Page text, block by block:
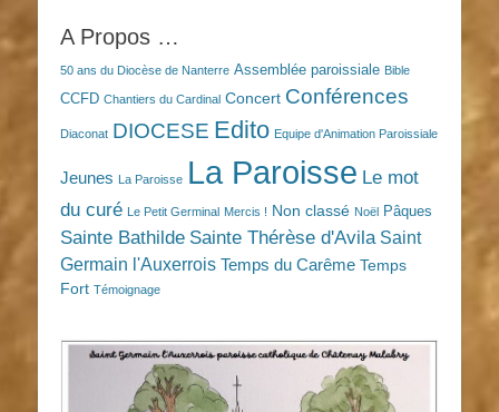
A Propos …
50 ans du Diocèse de Nanterre Assemblée paroissiale Bible
CCFD Chantiers du Cardinal Concert Conférences
Diaconat DIOCESE Edito Equipe d'Animation Paroissiale
Jeunes La Paroisse La Paroisse Le mot
du curé Le Petit Germinal Mercis ! Non classé Noël Pâques
Sainte Bathilde Sainte Thérèse d'Avila Saint
Germain l'Auxerrois Temps du Carême Temps
Fort Témoignage